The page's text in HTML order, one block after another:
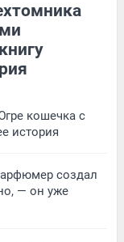
кошечка с
история
создал
— он уже